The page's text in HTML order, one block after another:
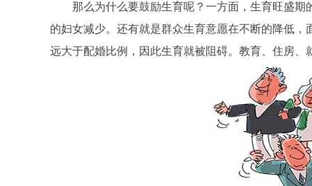
那么为什么要鼓励生育呢？一方面，生育旺盛
的妇女减少。还有就是群众生育意愿在不断的降低
远大于配婚比例，因此生育就被阻碍。教育、住房、